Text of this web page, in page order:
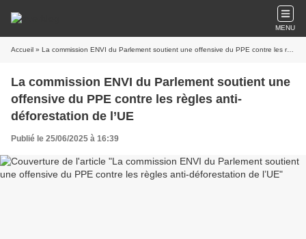
MENU
Accueil » La commission ENVI du Parlement soutient une offensive du PPE contre les règles anti-déforestation de l’UE
La commission ENVI du Parlement soutient une
offensive du PPE contre les règles anti-
déforestation de l’UE
Publié le 25/06/2025 à 16:39